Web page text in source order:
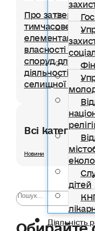
дітей
Діяльність
Про
тимчасове
елементами
власності для
споруд для
діяльності на
селищної
Всі категорії
Новини